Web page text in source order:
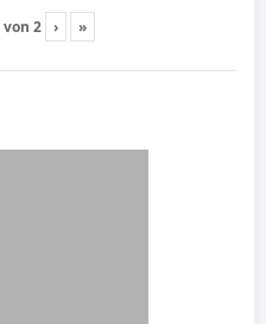
von 2 › »